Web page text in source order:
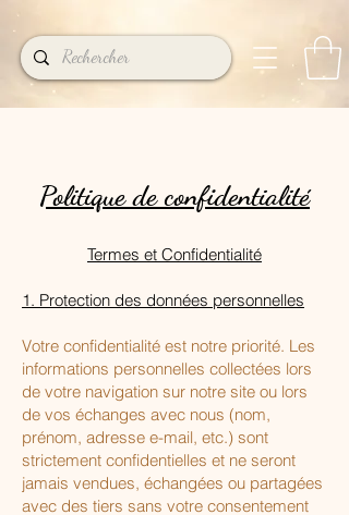
Politique de confidentialité
Termes et Confidentialité
1. Protection des données personnelles
Votre confidentialité est notre priorité. Les
informations personnelles collectées lors
de votre navigation sur notre site ou lors
de vos échanges avec nous (nom,
prénom, adresse e-mail, etc.) sont
strictement confidentielles et ne seront
jamais vendues, échangées ou partagées
avec des tiers sans votre consentement